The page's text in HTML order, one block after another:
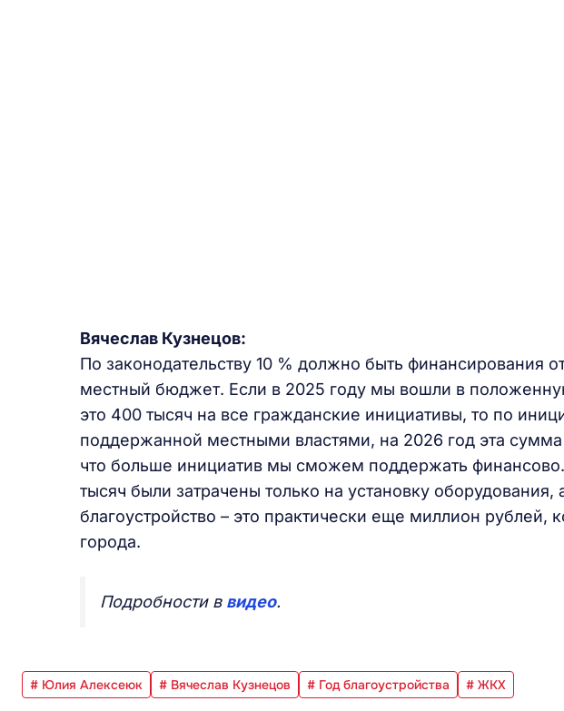
Вячеслав Кузнецов:
По законодательству 10 % должно быть финансирования
местный бюджет. Если в 2025 году мы вошли в
это 400 тысяч на все гражданские инициативы, то по
поддержанной местными властями, на 2026 год эта
что больше инициатив мы сможем поддержать финансово.
тысяч были затрачены только на установку
благоустройство – это практически еще миллион
города.
Подробности в видео.
# Юлия Алексеюк # Вячеслав Кузнецов # Год благоустройства # ЖКХ